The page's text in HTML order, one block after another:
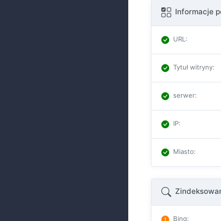
Informacje
URL:
Tytuł witryny:
serwer:
IP:
Miasto:
Bing: